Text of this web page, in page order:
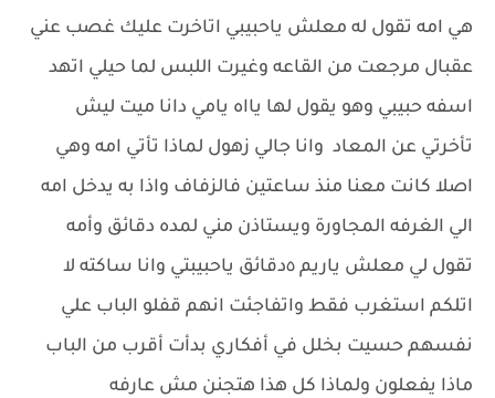
هي امه تقول له معلش ياحبيبي اتاخرت عليك غصب عني
عقبال مرجعت من القاعه وغيرت اللبس لما حيلي اتهد
اسفه حبيبي وهو يقول لها يااه يامي دانا ميت ليش
تأخرتي عن المعاد وانا جالي زهول لماذا تأتي امه وهي
اصلا كانت معنا منذ ساعتين فالزفاف واذا به يدخل امه
الي الغرفه المجاورة ويستاذن مني لمده دقائق وأمه
تقول لي معلش ياريم ٥دقائق ياحبيبتي وانا ساكته لا
اتلكم استغرب فقط واتفاجئت انهم قفلو الباب علي
نفسهم حسيت بخلل في أفكاري بدأت أقرب من الباب
ماذا يفعلون ولماذا كل هذا هتجنن مش عارفه